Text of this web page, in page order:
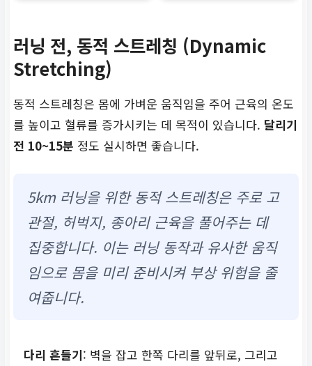
러닝 전, 동적 스트레칭 (Dynamic
Stretching)
동적 스트레칭은 몸에 가벼운 움직임을 주어 근육의 온도
를 높이고 혈류를 증가시키는 데 목적이 있습니다. 달리기
전 10~15분 정도 실시하면 좋습니다.
5km 러닝을 위한 동적 스트레칭은 주로 고
관절, 허벅지, 종아리 근육을 풀어주는 데
집중합니다. 이는 러닝 동작과 유사한 움직
임으로 몸을 미리 준비시켜 부상 위험을 줄
여줍니다.
다리 흔들기: 벽을 잡고 한쪽 다리를 앞뒤로, 그리고